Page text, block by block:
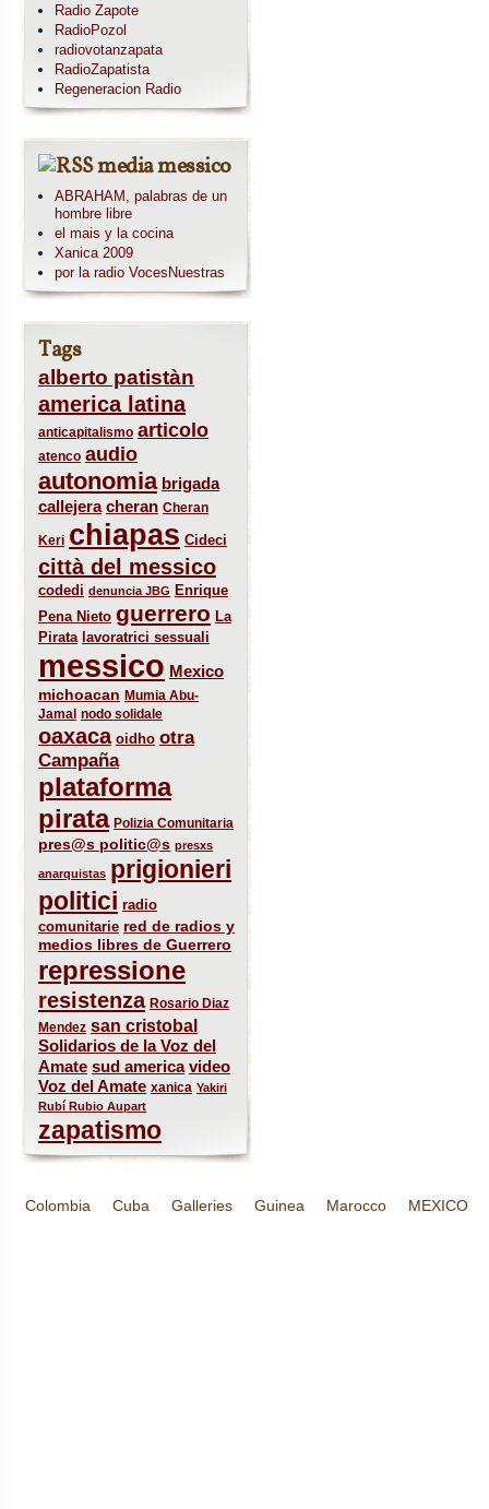
Radio Zapote
RadioPozol
radiovotanzapata
RadioZapatista
Regeneracion Radio
media messico
ABRAHAM, palabras de un
hombre libre
el mais y la cocina
Xanica 2009
por la radio VocesNuestras
Tags
alberto patistàn
america latina
anticapitalismo articolo
atenco audio
autonomia brigada
callejera cheran Cheran
Keri chiapas Cideci
città del messico
codedi denuncia JBG Enrique
Pena Nieto guerrero La
Pirata lavoratrici sessuali
messico Mexico
michoacan Mumia Abu-
Jamal nodo solidale
oaxaca oidho otra
Campaña
plataforma
pirata Polizia Comunitaria
pres@s politic@s presxs
anarquistas prigionieri
politici radio
comunitarie red de radios y
medios libres de Guerrero
repressione
resistenza Rosario Diaz
Mendez san cristobal
Solidarios de la Voz del
Amate sud america video
Voz del Amate xanica Yakiri
Rubí Rubio Aupart
zapatismo
Colombia Cuba Galleries Guinea Marocco MEXICO